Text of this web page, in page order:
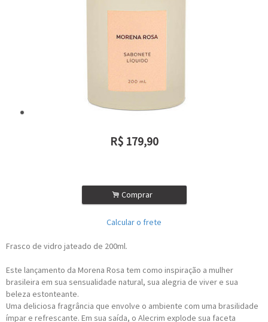
R$ 179,90
. Comprar
Calcular o frete
Frasco de vidro jateado de 200ml.
Este lançamento da Morena Rosa tem como inspiração a mulher
brasileira em sua sensualidade natural, sua alegria de viver e sua
beleza estonteante.
Uma deliciosa fragrância que envolve o ambiente com uma brasilidade
ímpar e refrescante. Em sua saída, o Alecrim explode sua faceta